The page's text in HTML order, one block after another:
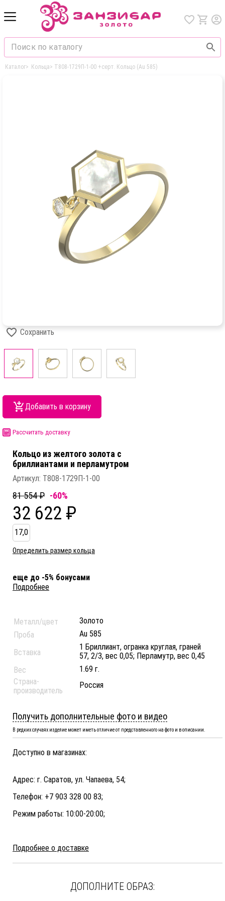
Каталог> Кольца> Т808-1729П-1-00 +серт. Кольцо (Au 585)
Сохранить
Добавить в корзину
Рассчитать доставку
Кольцо из желтого золота c
бриллиантами и перламутром
Артикул: Т808-1729П-1-00
81 554 ₽ -60%
32 622 ₽
17,0
Определить размер кольца
еще до -5% бонусами
Подробнее
Металл/цвет
Золото
Проба
Au 585
Вставка
1 Бриллиант, огранка круглая, граней
57, 2/3, вес 0,05; Перламутр, вес 0,45
Вес
1.69 г.
Страна-
производитель
Россия
Получить дополнительные фото и видео
В редких случаях изделие может иметь отличие от представленного на фото и в описании.
Доступно в магазинах:
Адрес: г. Саратов, ул. Чапаева, 54;
Телефон: +7 903 328 00 83;
Режим работы: 10:00-20:00;
Подробнее о доставке
ДОПОЛНИТЕ ОБРАЗ: